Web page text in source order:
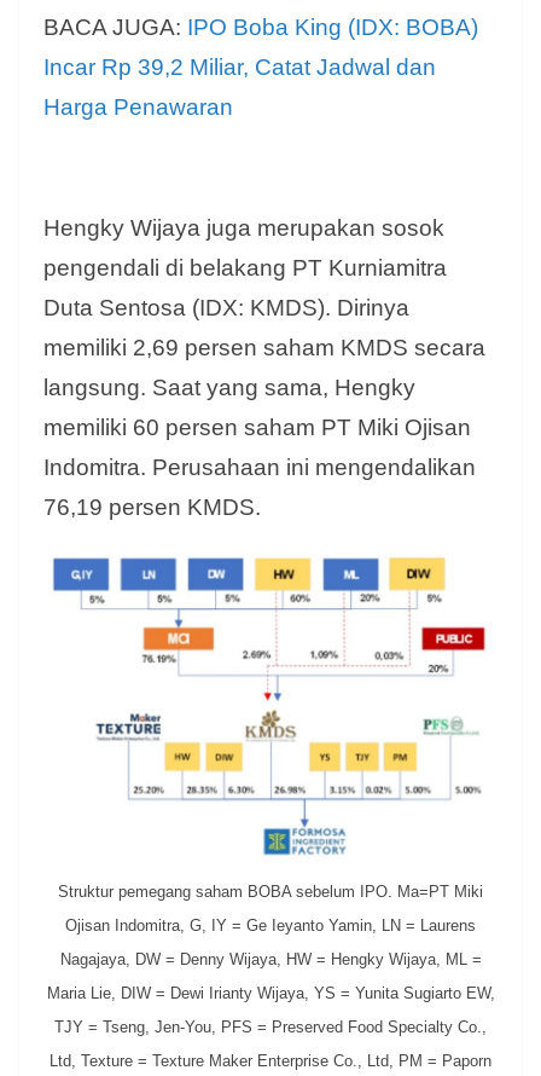
BACA JUGA: IPO Boba King (IDX: BOBA)
Incar Rp 39,2 Miliar, Catat Jadwal dan
Harga Penawaran
Hengky Wijaya juga merupakan sosok
pengendali di belakang PT Kurniamitra
Duta Sentosa (IDX: KMDS). Dirinya
memiliki 2,69 persen saham KMDS secara
langsung. Saat yang sama, Hengky
memiliki 60 persen saham PT Miki Ojisan
Indomitra. Perusahaan ini mengendalikan
76,19 persen KMDS.
Struktur pemegang saham BOBA sebelum IPO. Ma=PT Miki
Ojisan Indomitra, G, IY = Ge Ieyanto Yamin, LN = Laurens
Nagajaya, DW = Denny Wijaya, HW = Hengky Wijaya, ML =
Maria Lie, DIW = Dewi Irianty Wijaya, YS = Yunita Sugiarto EW,
TJY = Tseng, Jen-You, PFS = Preserved Food Specialty Co.,
Ltd, Texture = Texture Maker Enterprise Co., Ltd, PM = Paporn